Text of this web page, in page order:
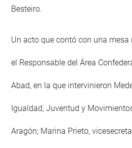
Besteiro.
Un acto que contó con una
el Responsable del Área
Abad, en la que intervinieron
Igualdad, Juventud y
Aragón; Marina Prieto,